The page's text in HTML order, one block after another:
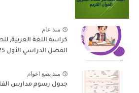
منذ عام
كراسة اللغة العربية,
الفصل الدراسي الأول 2025–2026
منذ بضع اعوام
جدول رسوم مدارس